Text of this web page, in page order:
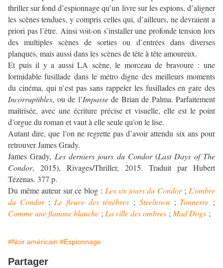
thriller sur fond d’espionnage qu’un livre sur les espions, d’aligner
les scènes tendues, y compris celles qui, d’ailleurs, ne devraient a
priori pas l’être. Ainsi voit-on s’installer une profonde tension lors
des multiples scènes de sorties ou d’entrées dans diverses
planques, mais aussi dans les scènes de tête à tête amoureux.
Et puis il y a aussi LA scène, le morceau de bravoure : une
formidable fusillade dans le métro digne des meilleurs moments
du cinéma, qui n’est pas sans rappeler les fusillades en gare des
Incorruptibles, ou de l’Impassede Brian de Palma. Parfaitement
maîtrisée, avec une écriture précise et visuelle, elle est le point
d’orgue du roman et vaut à elle seule qu’on le lise.
Autant dire, que l’on ne regrette pas d’avoir attendu six ans pour
retrouver James Grady.
James Grady, Les derniers jours du Condor(Last Days of The
Condor, 2015), Rivages/Thriller, 2015. Traduit par Hubert
Tézenas. 377 p.
Du même auteur sur ce blog : Les six jours du Condor; L’ombre
du Condor; Le fleuve des ténèbres ; Steeltown; Tonnerre ;
Comme une flamme blanche ; La ville des ombres ; Mad Dogs ;
#Noir américain #Espionnage
Partager